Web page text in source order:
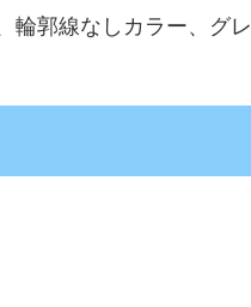
輪郭線なしカラー、グレ